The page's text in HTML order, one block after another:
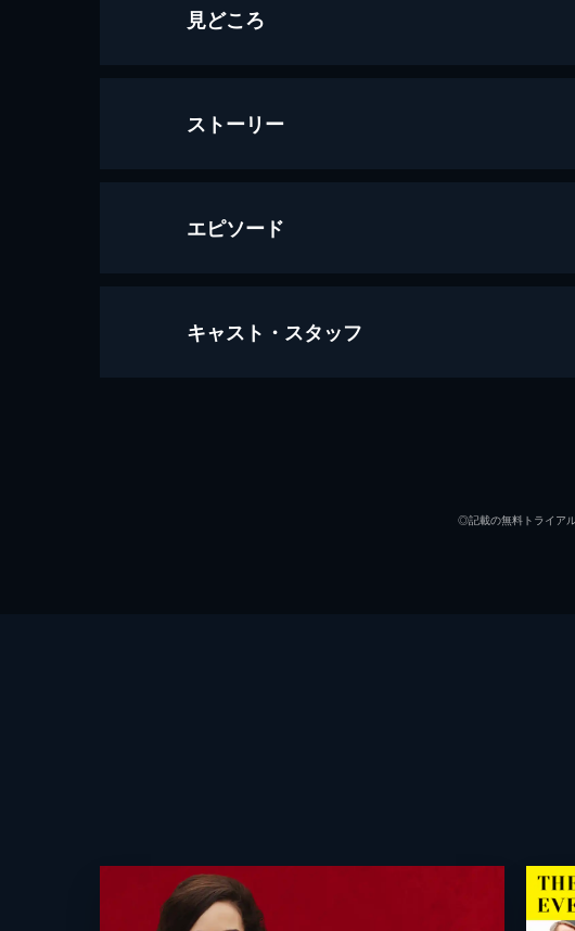
見どころ
ストーリー
エピソード
カーライル ニューヨークが恋したホテル
キャスト・スタッフ
◎記載の無料トライア